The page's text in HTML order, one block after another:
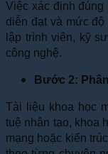
Việc xác định
diễn đạt và mức
lập trình viên, kỹ
công nghệ.
Bước 2:
Tài liệu khoa học
tuệ nhân tạo, khoa
mạng hoặc kiến